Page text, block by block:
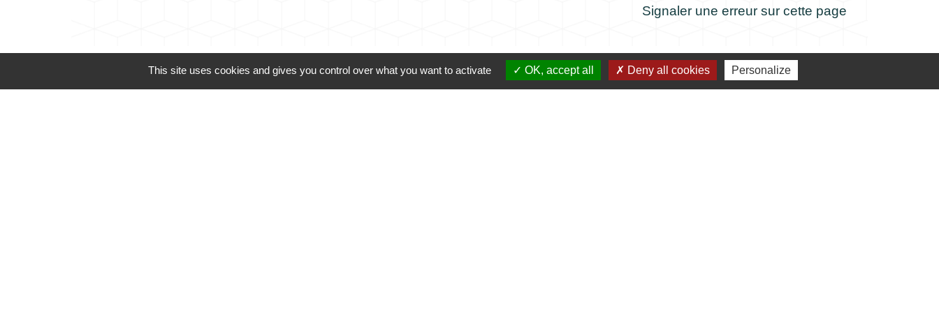
Signaler une erreur sur cette page
Contacts
This site uses cookies and gives you control over what you want to activate OK, accept all Deny all cookies Personalize